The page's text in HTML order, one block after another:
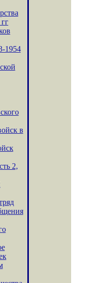
1954
в
2,